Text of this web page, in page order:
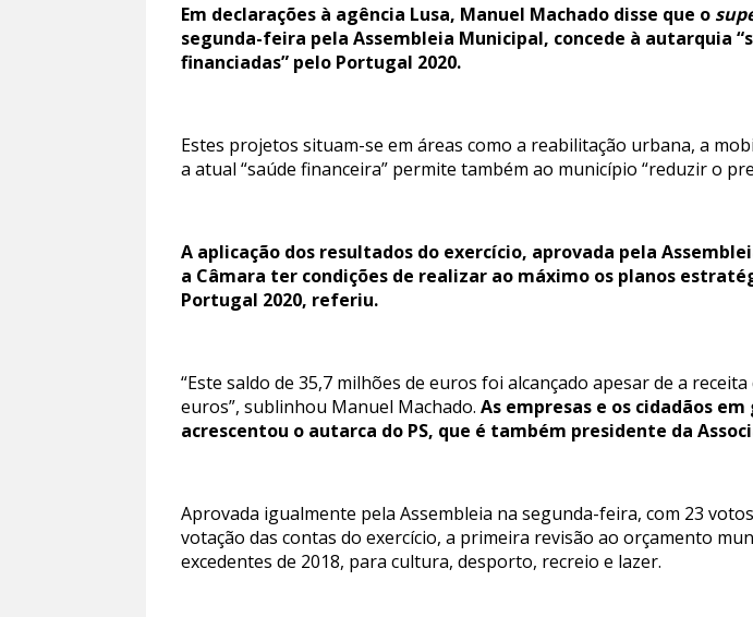
Em declarações à agência Lusa, Manuel Machado disse que o
segunda-feira pela Assembleia Municipal, concede à autarquia
financiadas” pelo Portugal 2020.
Estes projetos situam-se em áreas como a reabilitação urbana, a
a atual “saúde financeira” permite também ao município “reduzir o
A aplicação dos resultados do exercício, aprovada pela
a Câmara ter condições de realizar ao máximo os planos
Portugal 2020, referiu.
“Este saldo de 35,7 milhões de euros foi alcançado apesar de a
euros”, sublinhou Manuel Machado.As empresas e os cidadãos
acrescentou o autarca do PS, que é também presidente da
Aprovada igualmente pela Assembleia na segunda-feira, com 23
votação das contas do exercício, a primeira revisão ao orçamento
excedentes de 2018, para cultura, desporto, recreio e lazer.